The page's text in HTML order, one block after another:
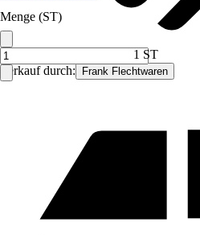
Verkauf durch: Frank Flechtwaren
Menge (ST)
1 ST